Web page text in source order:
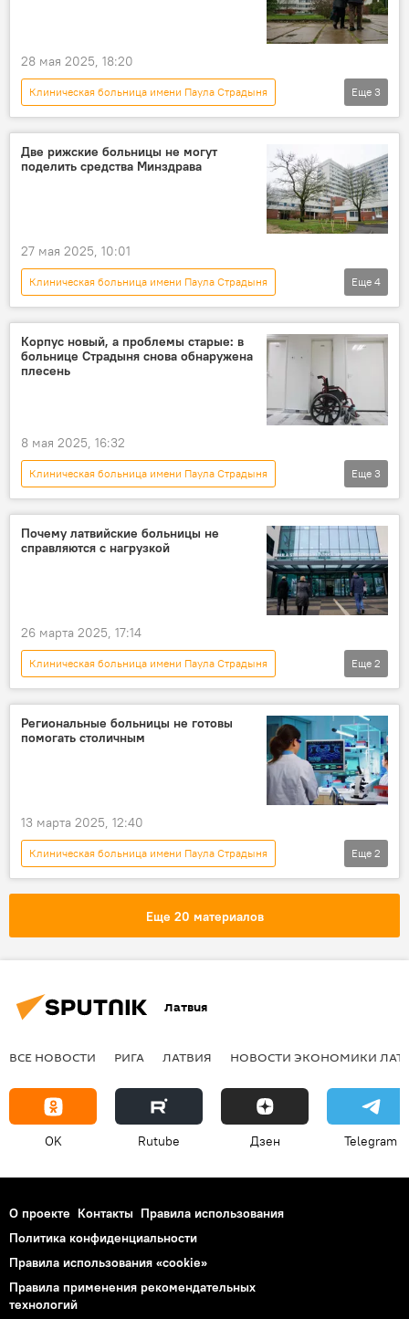
28 мая 2025, 18:20
Клиническая больница имени Паула Страдыня
Новости Латвии
медицина
Рижская Восточная больница
Еще 3
Две рижские больницы не могут
поделить средства Минздрава
27 мая 2025, 10:01
Клиническая больница имени Паула Страдыня
Новости Латвии
Рижская Восточная больница
Минздрав Латвии
строительство
Еще 4
Корпус новый, а проблемы старые: в
больнице Страдыня снова обнаружена
плесень
8 мая 2025, 16:32
Клиническая больница имени Паула Страдыня
Новости Латвии
Латвия ремонт
Еще 3
Почему латвийские больницы не
справляются с нагрузкой
26 марта 2025, 17:14
Клиническая больница имени Паула Страдыня
Новости Латвии
Хосам Абу Мери
Еще 2
Региональные больницы не готовы
помогать столичным
13 марта 2025, 12:40
Клиническая больница имени Паула Страдыня
Новости Латвии
Еще 2
Еще 20 материалов
Латвия
ВСЕ НОВОСТИ РИГА ЛАТВИЯ НОВОСТИ ЭКОНОМИКИ
OK Rutube Дзен Telegram
О проекте Контакты Правила использования
Политика конфиденциальности
Правила использования «cookie»
Правила применения рекомендательных
технологий